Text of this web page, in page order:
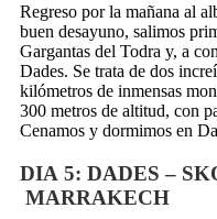
Regreso por la mañana al
buen desayuno, salimos
Gargantas del Todra y, a
Dades. Se trata de dos
kilómetros de inmensas
300 metros de altitud, con
Cenamos y dormimos en
DIA 5: DADES –
MARRAKECH